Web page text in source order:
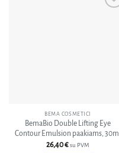
BEMA COSMETICI
BemaBio Double Lifting Eye
Contour Emulsion paakiams, 30ml
26,40€su PVM